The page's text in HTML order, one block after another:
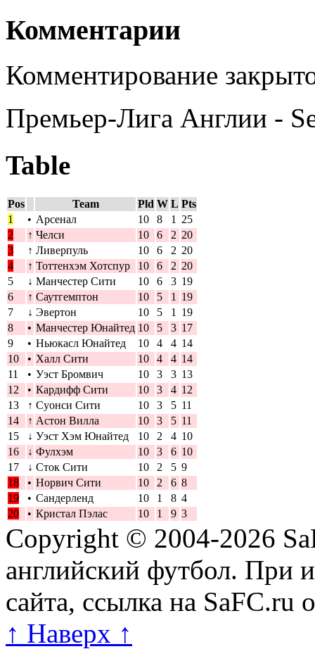
Комментарии
Комментирование
Премьер-Лига Англии -
Table
Pos Team Pld W L Pts
1
• Арсенал 10 8 1
25
2
↑ Челси 10 6 2 20
3
↑ Ливерпуль 10 6 2 20
4
↑ Тоттенхэм Хотспур 10 6 2 20
5
↓ Манчестер Сити 10 6 3 19
6
↑ Саутгемптон 10 5 1
19
7
↓ Эвертон 10 5 1
19
8
• Манчестер Юнайтед 10 5 3 17
9
• Ньюкасл Юнайтед 10 4 4 14
10
• Халл Сити 10 4 4 14
11
• Уэст Бромвич 10 3 3 13
12
• Кардифф Сити 10 3 4 12
13
↑ Суонси Сити 10 3 5 11
14
↑ Астон Вилла 10 3 5 11
15
↓ Уэст Хэм Юнайтед 10 2 4 10
16
↓ Фулхэм 10 3 6 10
17
↓ Сток Сити 10 2 5 9
18
• Норвич Сити 10 2 6 8
19
• Сандерленд 10 1 8 4
20
• Кристал Пэлас 10 1 9 3
Copyright © 2004-2026
английский футбол. При
сайта, ссылка на SaFC.ru
↑ Наверх ↑